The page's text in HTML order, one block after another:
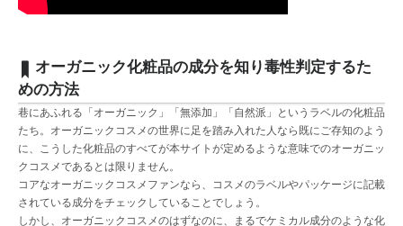
オーガニック化粧品の成分を知り毒性判定するた
めの方法
巷にあふれる「オーガニック」「無添加」「自然派」というラベルの化粧品
たち。オーガニックコスメの世界に足を踏み入れた人なら既にご存知のよう
に、こうした化粧品のすべてが本サイトが定めるような意味でのオーガニッ
クコスメであるとは限りません。
コアなオーガニックコスメファンなら、コスメのラベルやパッケージに記載
されている成分をチェックしていることでしょう。
しかし、オーガニックコスメのはずなのに、まるでケミカル成分のような化